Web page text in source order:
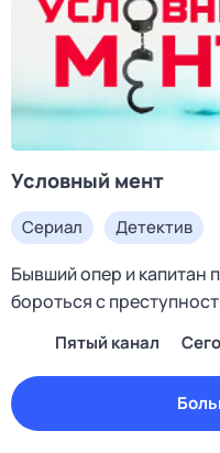
Условный мент
Сериал Детектив
Бывший опер и капитан
бороться с
Пятый канал